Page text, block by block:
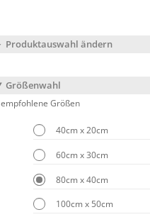
Produktauswahl ändern
Größenwahl
empfohlene Größen
40cm x 20cm
60cm x 30cm
80cm x 40cm
100cm x 50cm